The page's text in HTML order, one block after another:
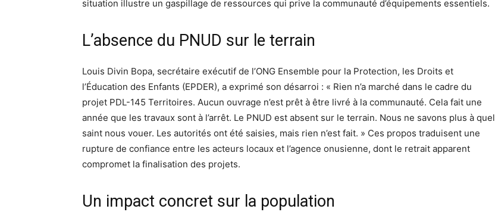
situation illustre un gaspillage de ressources qui prive la communauté d’équipements essentiels.
L’absence du PNUD sur le terrain
Louis Divin Bopa, secrétaire exécutif de l’ONG Ensemble pour la Protection, les Droits et
l’Éducation des Enfants (EPDER), a exprimé son désarroi : « Rien n’a marché dans le cadre du
projet PDL-145 Territoires. Aucun ouvrage n’est prêt à être livré à la communauté. Cela fait une
année que les travaux sont à l’arrêt. Le PNUD est absent sur le terrain. Nous ne savons plus à quel
saint nous vouer. Les autorités ont été saisies, mais rien n’est fait. » Ces propos traduisent une
rupture de confiance entre les acteurs locaux et l’agence onusienne, dont le retrait apparent
compromet la finalisation des projets.
Un impact concret sur la population